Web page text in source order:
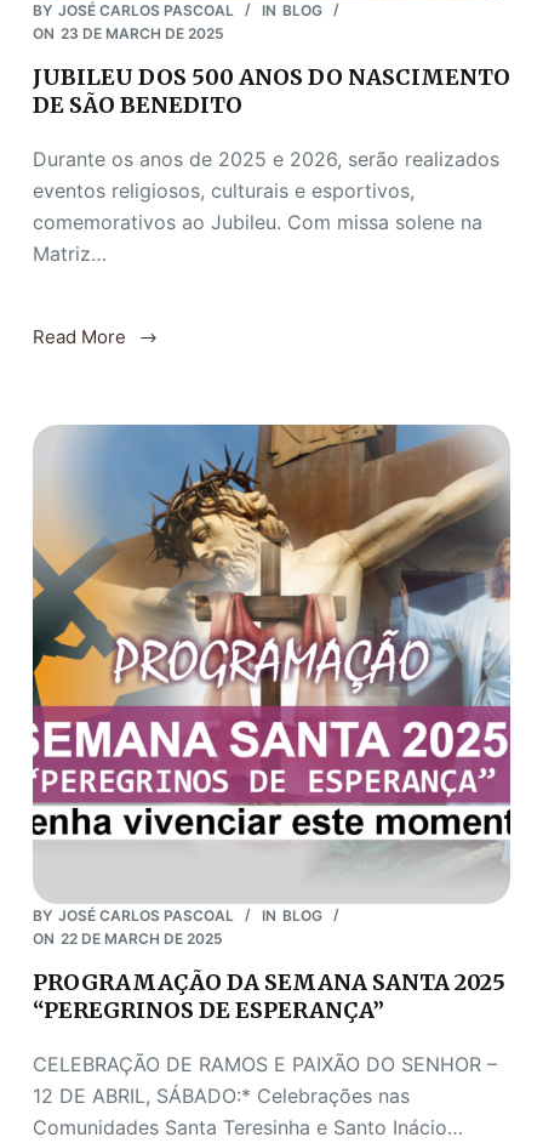
BY JOSÉ CARLOS PASCOAL IN BLOG
ON 23 DE MARCH DE 2025
JUBILEU DOS 500 ANOS DO NASCIMENTO
DE SÃO BENEDITO
Durante os anos de 2025 e 2026, serão realizados
eventos religiosos, culturais e esportivos,
comemorativos ao Jubileu. Com missa solene na
Matriz…
Read More
BY JOSÉ CARLOS PASCOAL IN BLOG
ON 22 DE MARCH DE 2025
PROGRAMAÇÃO DA SEMANA SANTA 2025
“PEREGRINOS DE ESPERANÇA”
CELEBRAÇÃO DE RAMOS E PAIXÃO DO SENHOR –
12 DE ABRIL, SÁBADO:* Celebrações nas
Comunidades Santa Teresinha e Santo Inácio…